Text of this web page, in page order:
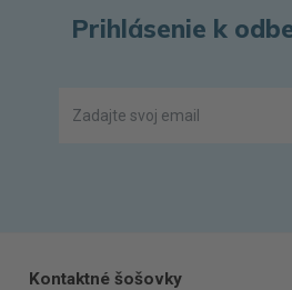
Prihlásenie k
Kontaktné šošovky